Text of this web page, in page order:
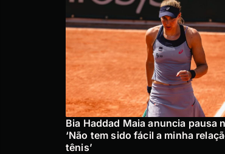
Bia Haddad Maia anuncia pausa
‘Não tem sido fácil a minha
tênis’